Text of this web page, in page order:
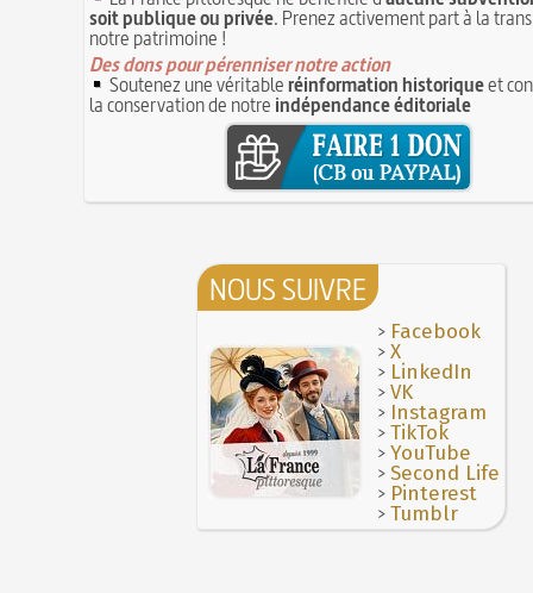
soit publique ou privée. Prenez activement part à la
notre patrimoine !
Des dons pour pérenniser notre action
Soutenez une véritableréinformation historiqueet
la conservation de notre indépendance éditoriale
NOUS SUIVRE
> Facebook
>X
> LinkedIn
>VK
> Instagram
>TikTok
>YouTube
>Second Life
> Pinterest
>Tumblr